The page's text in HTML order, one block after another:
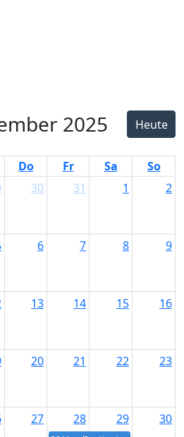
2025 Heute
Do Fr Sa
So
30 31 1 2
6 7 8 9
13 14 15 16
20 21 22 23
27 28 29 30